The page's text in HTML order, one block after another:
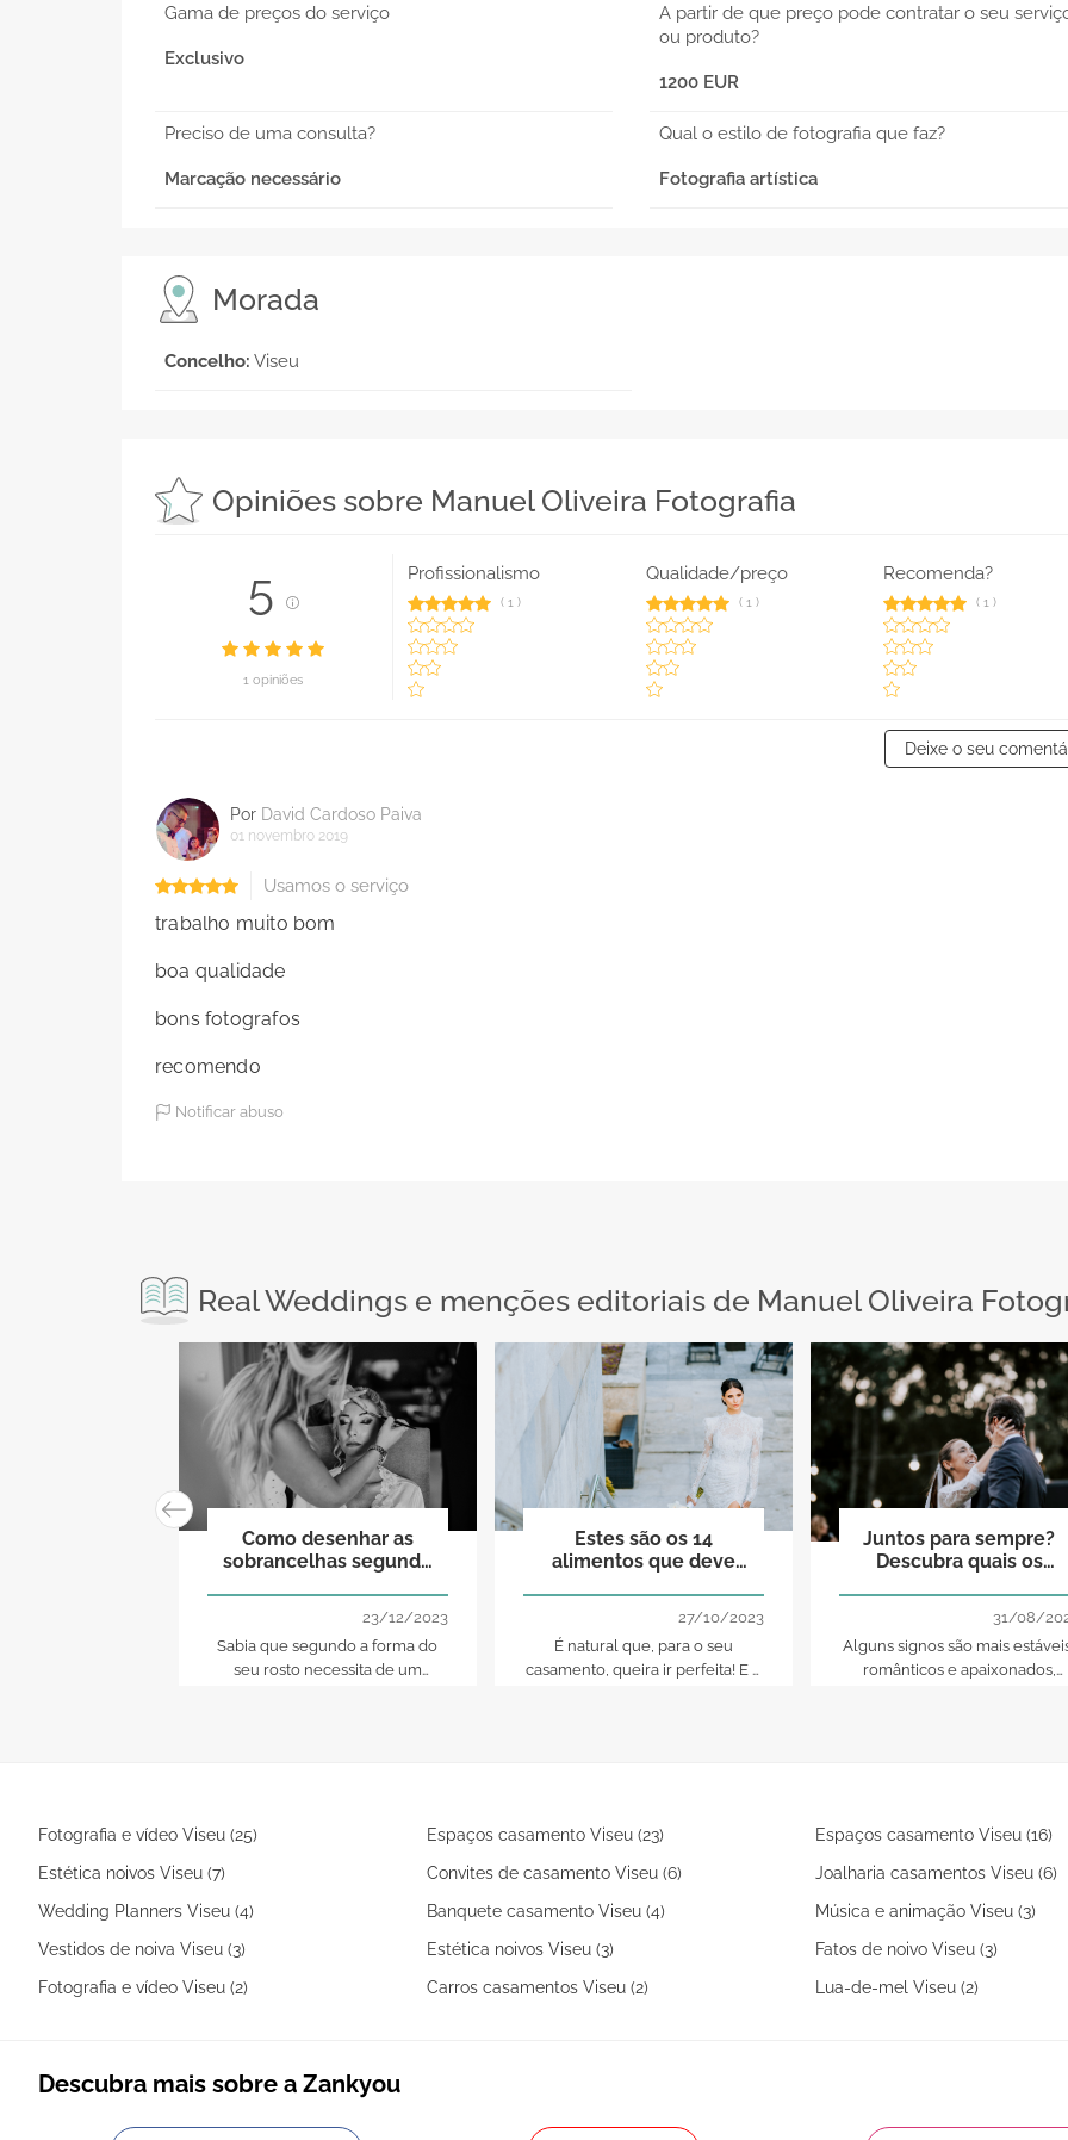
Gama de preços do serviço
Exclusivo
A partir de que preço pode contratar o seu
ou produto?
1200 EUR
Preciso de uma consulta?
Marcação necessário
Qual o estilo de fotografia que faz?
Fotografia artística
Morada
Concelho: Viseu
Opiniões sobre Manuel Oliveira Fotografia
5
1 opiniões
Profissionalismo
(1 )
Qualidade/preço
(1 )
Recomenda?
( 1)
Deixe o seu
Por David Cardoso Paiva
01 novembro 2019
Usamos o serviço
trabalho muito bom
boa qualidade
bons fotografos
recomendo
Notificar abuso
Real Weddings e menções editoriais de Manuel Oliveira
Como desenhar as
sobrancelhas segundo
regras básicas que não
conhece
23/12/2023
Sabia que segundo a forma do
seu rosto necessita de um
Estes são os 14
alimentos que deve
mais magra para o seu
casamento
27/10/2023
É natural que, para o seu
casamento, queira ir perfeita! E é
Juntos para sempre?
Descubra quais os
para casar e os que
ficam melhor sozinhos!
31/08/
Alguns signos são mais
românticos e apaixonados,
Fotografia e vídeo Viseu (25) Espaços casamento Viseu (23)
Espaços casamento Viseu (16)
Estética noivos Viseu (7)
Convites de casamento Viseu (6)
Joalharia casamentos Viseu (6)
Wedding Planners Viseu (4)
Banquete casamento Viseu (4)
Música e animação Viseu (3)
Vestidos de noiva Viseu (3)
Estética noivos Viseu (3)
Fatos de noivo Viseu (3)
Fotografia e vídeo Viseu (2)
Carros casamentos Viseu (2) Lua-de-mel Viseu (2)
Descubra mais sobre a Zankyou